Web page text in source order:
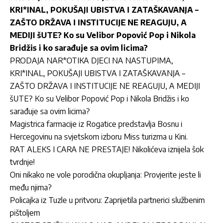
KRI*INAL, POKUŠAJI UBISTVA I ZATAŠKAVANJA –
ZAŠTO DRŽAVA I INSTITUCIJE NE REAGUJU, A
MEDIJI šUTE? Ko su Velibor Popović Pop i Nikola
Bridžis i ko sarađuje sa ovim licima?
PRODAJA NAR*OTIKA DJECI NA NASTUPIMA,
KRI*INAL, POKUŠAJI UBISTVA I ZATAŠKAVANJA –
ZAŠTO DRŽAVA I INSTITUCIJE NE REAGUJU, A MEDIJI
šUTE? Ko su Velibor Popović Pop i Nikola Bridžis i ko
sarađuje sa ovim licima?
Magistrica farmacije iz Rogatice predstavlja Bosnu i
Hercegovinu na svjetskom izboru Miss turizma u Kini.
RAT ALEKS I CARA NE PRESTAJE! Nikolićeva iznijela šok
tvrdnje!
Oni nikako ne vole porodična okupljanja: Provjerite jeste li
među njima?
Policajka iz Tuzle u pritvoru: Zaprijetila partnerici službenim
pištoljem